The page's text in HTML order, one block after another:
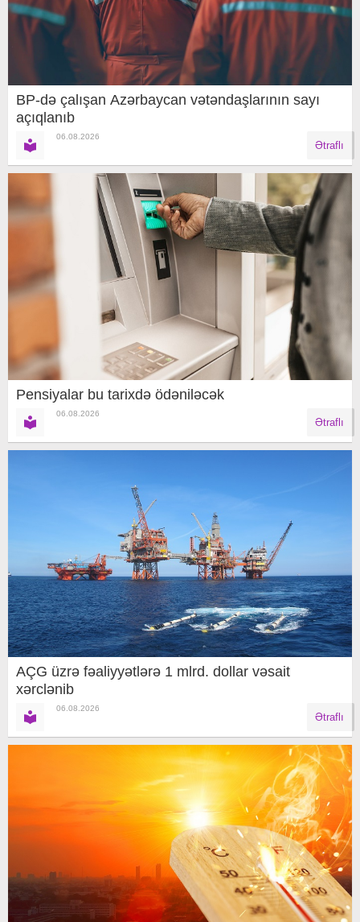
BP-də çalışan Azərbaycan vətəndaşlarının sayı
açıqlanıb
06.08.2026
Ətraflı
Pensiyalar bu tarixdə ödəniləcək
06.08.2026
Ətraflı
AÇG üzrə fəaliyyətlərə 1 mlrd. dollar vəsait
xərclənib
06.08.2026
Ətraflı